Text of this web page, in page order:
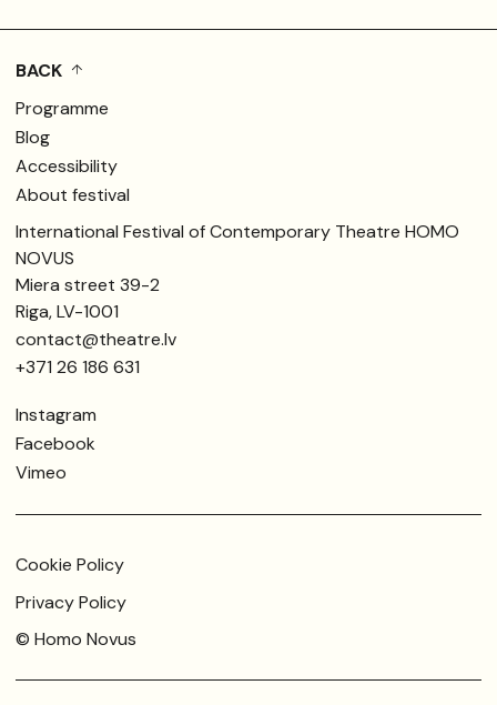
BACK
Programme
Blog
Accessibility
About festival
International Festival of Contemporary Theatre HOMO
NOVUS
Miera street 39-2
Riga, LV-1001
contact@theatre.lv
+371 26 186 631
Instagram
Facebook
Vimeo
Cookie Policy
Privacy Policy
© Homo Novus